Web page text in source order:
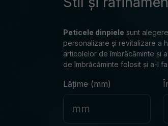
Peticele dinpiele sunt
personalizare și revitalizare a
articolelor de îmbrăcăminte și
de îmbrăcăminte folosit și a-l
Lățime (mm)